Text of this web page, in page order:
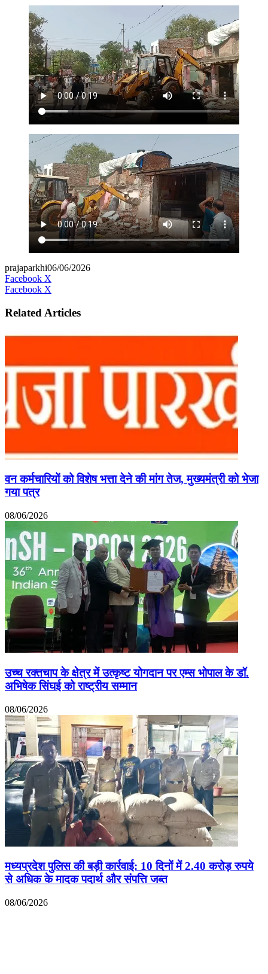
prajaparkhi06/06/2026
Facebook X
Facebook X
Related Articles
वन कर्मचारियों को विशेष भत्ता देने की मांग तेज, मुख्यमंत्री को भेजा
गया पत्र
08/06/2026
उच्च रक्तचाप के क्षेत्र में उत्कृष्ट योगदान पर एम्स भोपाल के डॉ.
अभिषेक सिंघई को राष्ट्रीय सम्मान
08/06/2026
मध्यप्रदेश पुलिस की बड़ी कार्रवाई: 10 दिनों में 2.40 करोड़ रुपये
से अधिक के मादक पदार्थ और संपत्ति जब्त
08/06/2026